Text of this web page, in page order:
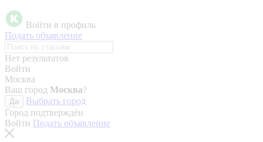
Войти в профиль
Подать объявление
Нет результатов
Войти
Москва
Ваш город Москва?
Да
Выбрать город
Город подтверждён
Войти Подать объявление